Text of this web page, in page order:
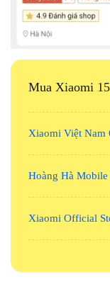
Mua Xiaomi
Xiaomi Việt Nam
Hoàng Hà Mobile
Xiaomi Official